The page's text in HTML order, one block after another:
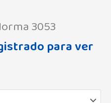
3053
para ver